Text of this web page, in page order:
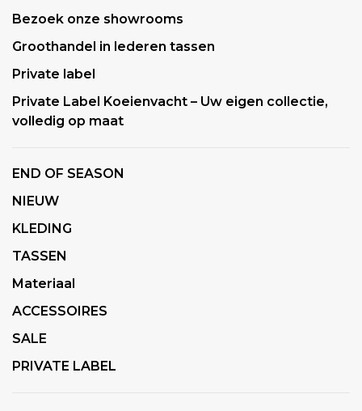
Bezoek onze showrooms
Groothandel in lederen tassen
Private label
Private Label Koeienvacht – Uw eigen collectie,
volledig op maat
END OF SEASON
NIEUW
KLEDING
TASSEN
Materiaal
ACCESSOIRES
SALE
PRIVATE LABEL